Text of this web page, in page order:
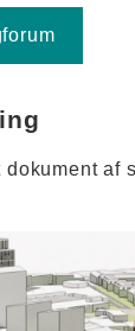
dokument af